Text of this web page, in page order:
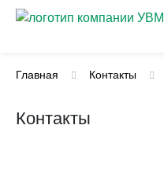
Главная Контакты
Контакты